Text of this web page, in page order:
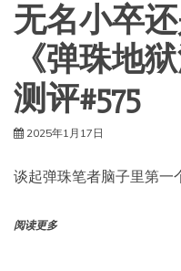
无名小卒
《弹珠地
测评#575
2025年1月17日
谈起弹珠笔者脑子里第一
阅读更多